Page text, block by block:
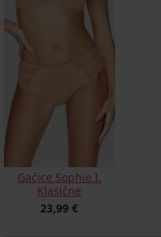
Gaćice Sophie I.
Klasične
23,99 €